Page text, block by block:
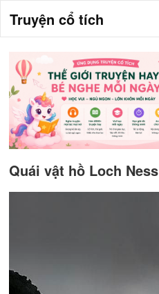
Truyện cổ tích
Quái vật hồ Loch Ness